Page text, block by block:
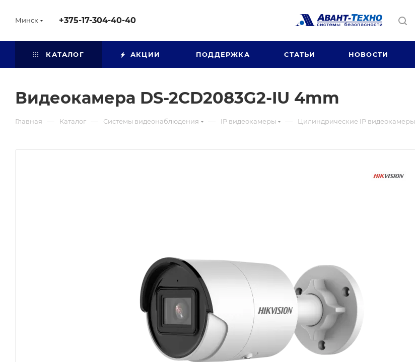
Минск +375-17-304-40-40
КАТАЛОГ АКЦИИ ПОДДЕРЖКА СТАТЬИ НОВОСТИ
Видеокамера DS-2CD2083G2-IU 4mm
Главная — Каталог — Системы видеонаблюдения — IP видеокамеры — Цилиндрические IP видеокамеры